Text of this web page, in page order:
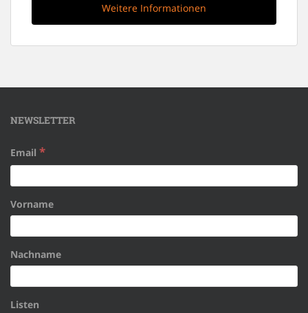
Weitere Informationen
NEWSLETTER
Email *
Vorname
Nachname
Listen